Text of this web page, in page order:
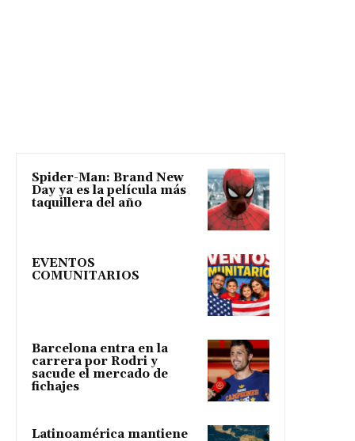
Spider-Man: Brand New
Day ya es la película más
taquillera del año
EVENTOS
COMUNITARIOS
Barcelona entra en la
carrera por Rodri y
sacude el mercado de
fichajes
Latinoamérica mantiene